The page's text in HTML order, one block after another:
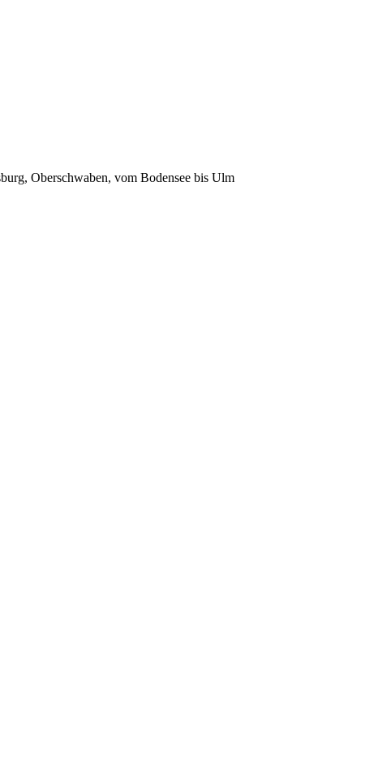
Oberschwaben, vom Bodensee bis Ulm